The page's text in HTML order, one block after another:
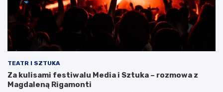
TEATR I SZTUKA
Za kulisami festiwalu Media i Sztuka – rozmowa z
Magdaleną Rigamonti